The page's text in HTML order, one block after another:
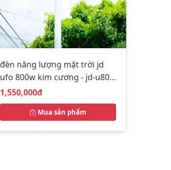
đèn năng lượng mặt trời jd
ufo 800w kim cương - jd-u800
đèn đĩa bay trang trí sân vườn
Giá bán:
1,550,000đ
Mua sản phẩm